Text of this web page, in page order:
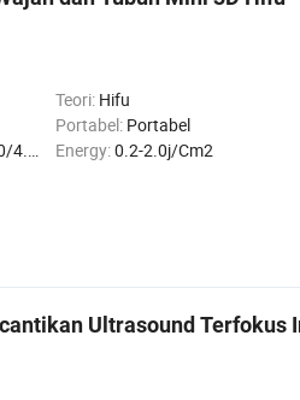
Teori: Hifu
Portabel: Portabel
13 Energy:0.2-2.0j/Cm2
Ultrasound Terfokus